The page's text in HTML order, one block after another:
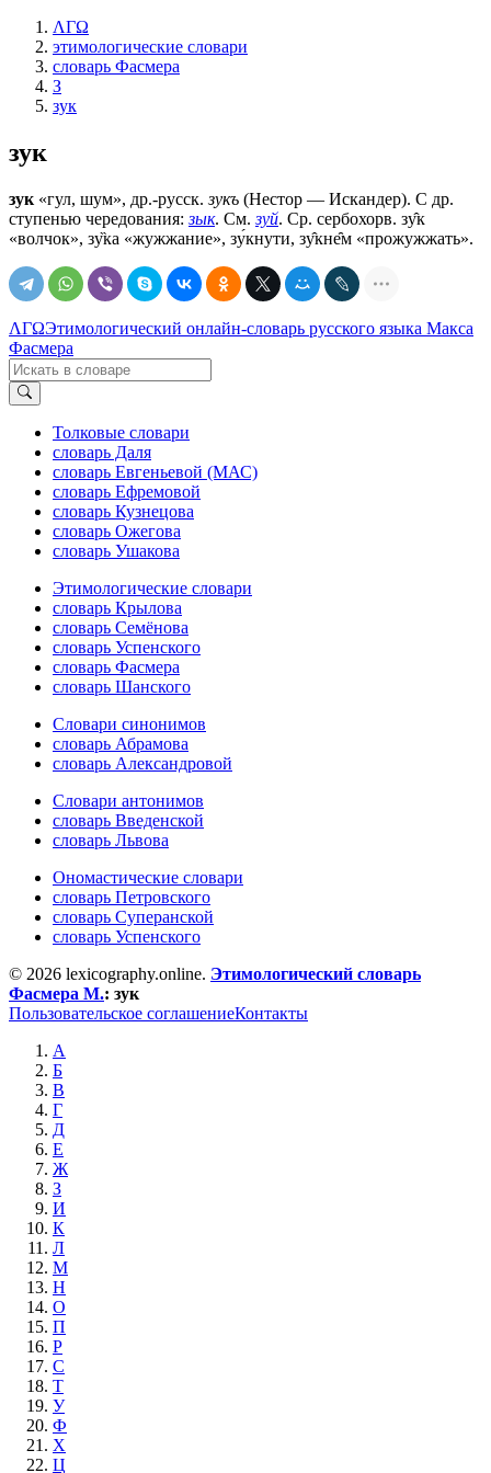
ΛΓΩ
этимологические словари
словарь Фасмера
З
зук
зук
зук «гул, шум», др.-русск.зукъ (Нестор — Искандер). С др.
ступенью чередования:зык. См.зуй. Ср. сербохорв. зу̂к
«волчок», зу̏ка «жужжание», зу́кнути, зу̂кне̑м «прожужжать».
ΛΓΩЭтимологический онлайн-словарь русского языка Макса
Фасмера
Толковые словари
словарь Даля
словарь Евгеньевой (МАС)
словарь Ефремовой
словарь Кузнецова
словарь Ожегова
словарь Ушакова
Этимологические словари
словарь Крылова
словарь Семёнова
словарь Успенского
словарь Фасмера
словарь Шанского
Словари синонимов
словарь Абрамова
словарь Александровой
Словари антонимов
словарь Введенской
словарь Львова
Ономастические словари
словарь Петровского
словарь Суперанской
словарь Успенского
© 2026 lexicography.online. Этимологический словарь
Фасмера М.: зук
Пользовательское соглашениеКонтакты
А
Б
В
Г
Д
Е
Ж
З
И
К
Л
М
Н
О
П
Р
С
Т
У
Ф
Х
Ц